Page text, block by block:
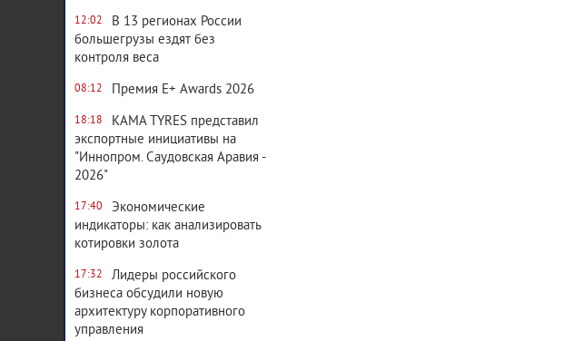
12:02
В 13 регионах России
большегрузы ездят без
контроля веса
08:12 Премия E+ Awards 2026
18:18
KAMA TYRES представил
экспортные инициативы на
"Иннопром. Саудовская Аравия -
2026"
17:40
Экономические
индикаторы: как анализировать
котировки золота
17:32
Лидеры российского
бизнеса обсудили новую
архитектуру корпоративного
управления